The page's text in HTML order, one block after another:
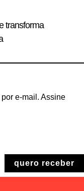
transforma
quero receber